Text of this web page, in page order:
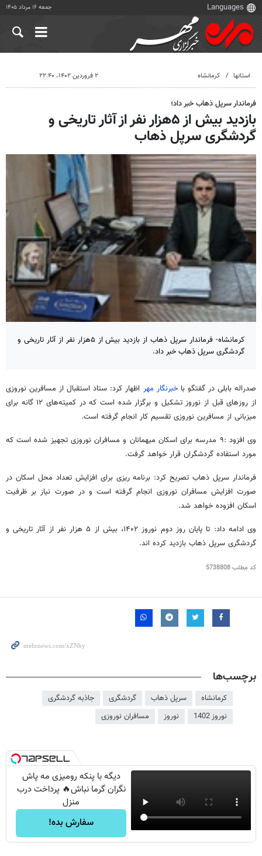
جمعه ۱۶ مرداد ۱۴۰۵
استانها کرمانشاه ۲ فروردین ۱۴۰۲، ۲۲:۴۰
فرماندار سرپل ذهاب خبر داد؛
بازدید بیش از ۵هزار نفر از آثار تاریخی و
گردشگری سرپل ذهاب
کرمانشاه- فرماندار سرپل ذهاب از بازدید بیش از ۵هزار نفر از آثار تاریخی و
گردشگری سرپل ذهاب خبر داد.
صدراله بابلی در گفتگو باخبرنگار مهر اظهار کرد: ستاد استقبال از مسافرین نوروزی
از روزهای قبل از نوروز تشکیل و برگزار شده است که در کمیته‌های ۱۲
گانه برای
میزبانی از مسافرین نوروزی تقسیم کار انجام گرفته است.
وی افزود :۹ مدرسه برای اسکان میهمانان و مسافران نوروزی تجهیز شده است که
مورد استفاده گردشگران قرار خواهد گرفت.
فرماندار سرپل ذهابتصریح کرد: برنامهریزی برای افزایش تعداد محل اسکان در
صورت افزایش مسافران نوروزی انجام گرفته است و در صورت نیاز بر ظرفیت
اسکان افزوده خواهد شد.
وی ادامه داد: تا پایان روز دوم نوروز ۱۴۰۲، بیش از ۵ هزار نفر از آثار تاریخی و
گردشگری سرپل ذهاب بازدید کرده اند.
کد مطلب5738808
برچسب‌ها
کرمانشاه سرپل ذهاب گردشگری
جاذبه گردشگری
نوروز 1402
نوروز مسافران نوروزی
دیگه با پنکه رومیزی مه پاش
نگران گرما نباش🔥 پرداخت درب
منزل
سفارش بده!